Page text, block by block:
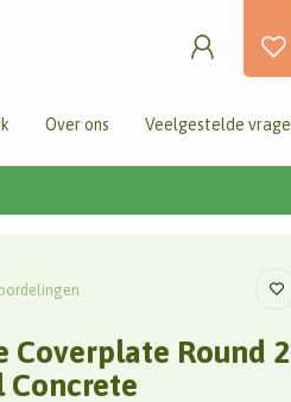
Over ons Veelgestelde
Coverplate Round
Concrete